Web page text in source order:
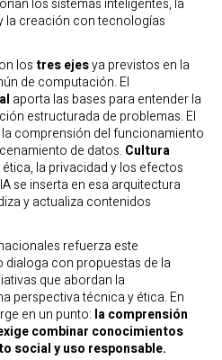
los sistemas inteligentes, la
la creación con tecnologías
lostres ejesya previstos en la
de computación. El
aporta las bases para entender la
estructurada de problemas. El
comprensión del funcionamiento
de datos.Cultura
la privacidad y los efectos
se inserta en esa arquitectura
y actualiza contenidos
refuerza este
con propuestas de la
que abordan la
perspectiva técnica y ética. En
en un punto: la comprensión
combinar conocimientos
social y uso responsable.